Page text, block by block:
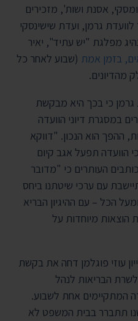
אסנת ושות', מזכירים
גרמן, ועדת שישינסקי
מפלגת "יש עתיד", יאיר
בזמן אמת (שבוע לאחר כל
מהדיונים.
גרמן כי בכך היא מבקשת
במסגרת דיוני הוועדה
ההפך הוא הנכון. "דווקא
הוועדה תפעל אגב קיום
העותרים כי "מדובר
עם ערכי שיטתנו ביחס
הכל – עם ההיגיון הבריא
הוצאות מיוחדות על
עוזי פוגלמן דחה את בקשת
לשרת הבריאות לנהל
המתקיימים אחת לשבוע.
תתברר בבית המשפט לא